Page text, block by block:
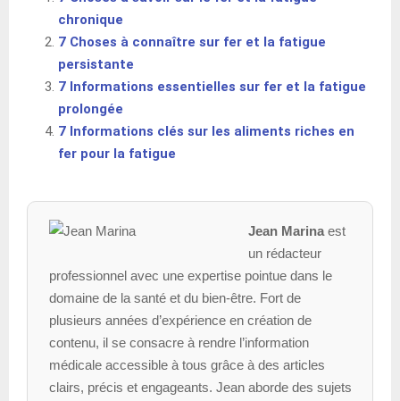
chronique
7 Choses à connaître sur fer et la fatigue
persistante
7 Informations essentielles sur fer et la fatigue
prolongée
7 Informations clés sur les aliments riches en
fer pour la fatigue
Jean Marinaest
un rédacteur
professionnel avec une expertise pointue dans le
domaine de la santé et du bien-être. Fort de
plusieurs années d’expérience en création de
contenu, il se consacre à rendre l’information
médicale accessible à tous grâce à des articles
clairs, précis et engageants. Jean aborde des sujets